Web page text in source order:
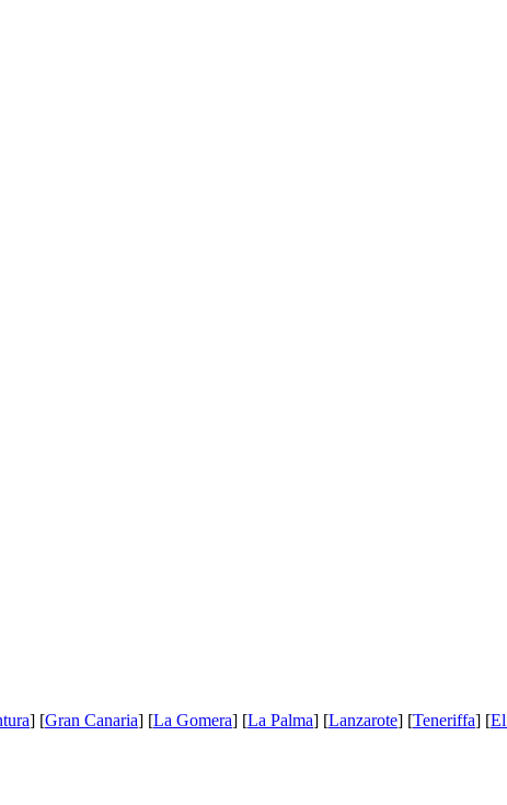
] [Gran Canaria] [La Gomera] [La Palma] [Lanzarote] [Teneriffa] [